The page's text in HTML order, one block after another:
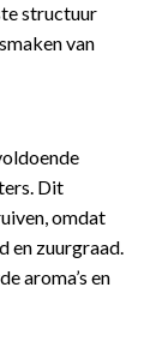
structuur
van
Dit
omdat
en zuurgraad.
aroma’s en